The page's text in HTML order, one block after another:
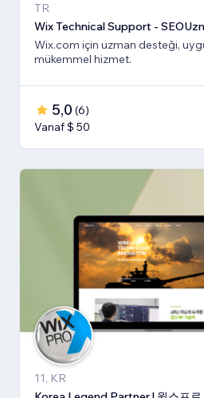
TR
Wix Technical Support -
Wix.com için uzman desteği,
mükemmel hizmet.
5,0 (6)
Vanaf $ 50
11, KR